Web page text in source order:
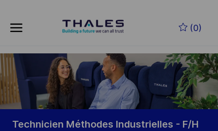
(0)
-
Technicien Méthodes Industrielles - F/H